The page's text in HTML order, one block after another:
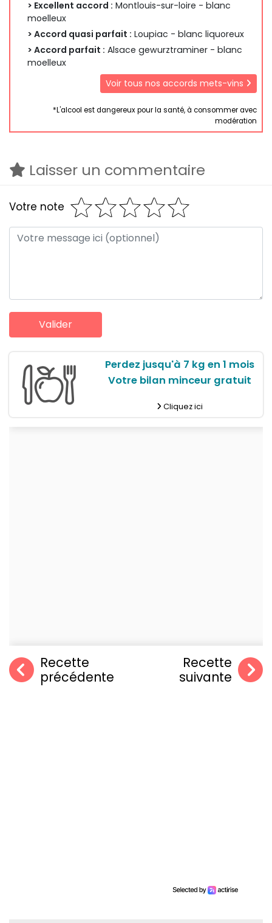
> Excellent accord : Montlouis-sur-loire - blanc
moelleux
> Accord quasi parfait : Loupiac - blanc liquoreux
> Accord parfait : Alsace gewurztraminer - blanc
moelleux
Voir tous nos accords mets-vins
*L'alcool est dangereux pour la santé, à consommer avec
modération
Laisser un commentaire
Votre note
Perdez jusqu'à 7 kg en 1 mois
Votre bilan minceur gratuit
Cliquez ici
Recette
précédente
Recette
suivante